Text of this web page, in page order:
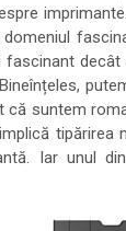
suntem
tipărirea
Iar unul